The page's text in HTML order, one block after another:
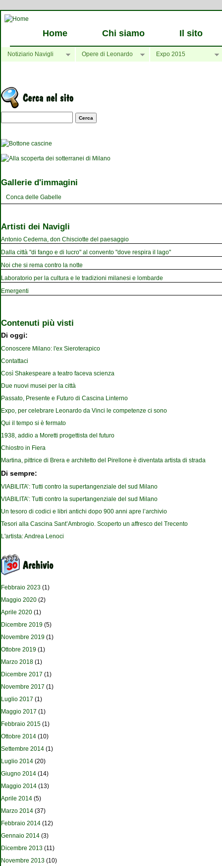
Home Chi siamo Il sito
Notiziario Navigli Opere di Leonardo Expo 2015
Maschera di ricerca
Gallerie d'immagini
Conca delle Gabelle
Artisti dei Navigli
Antonio Cederna, don Chisciotte del paesaggio
Dalla città "di fango e di lucro" al convento "dove respira il lago"
Noi che si rema contro la notte
Laboratorio per la cultura e le tradizioni milanesi e lombarde
Emergenti
Contenuti più visti
Di oggi:
Conoscere Milano: l'ex Sieroterapico
Contattaci
Così Shakespeare a teatro faceva scienza
Due nuovi musei per la città
Passato, Presente e Futuro di Cascina Linterno
Expo, per celebrare Leonardo da Vinci le competenze ci sono
Qui il tempo si è fermato
1938, addio a Moretti progettista del futuro
Chiostro in Fiera
Martina, pittrice di Brera e architetto del Pirellone è diventata artista di strada
Di sempre:
VIABILITA’: Tutti contro la supertangenziale del sud Milano
VIABILITA’: Tutti contro la supertangenziale del sud Milano
Un tesoro di codici e libri antichi dopo 900 anni apre l’archivio
Tesori alla Cascina Sant’Ambrogio. Scoperto un affresco del Trecento
L'artista: Andrea Lenoci
Febbraio 2023 (1)
Maggio 2020 (2)
Aprile 2020 (1)
Dicembre 2019 (5)
Novembre 2019 (1)
Ottobre 2019 (1)
Marzo 2018 (1)
Dicembre 2017 (1)
Novembre 2017 (1)
Luglio 2017 (1)
Maggio 2017 (1)
Febbraio 2015 (1)
Ottobre 2014 (10)
Settembre 2014 (1)
Luglio 2014 (20)
Giugno 2014 (14)
Maggio 2014 (13)
Aprile 2014 (5)
Marzo 2014 (37)
Febbraio 2014 (12)
Gennaio 2014 (3)
Dicembre 2013 (11)
Novembre 2013 (10)